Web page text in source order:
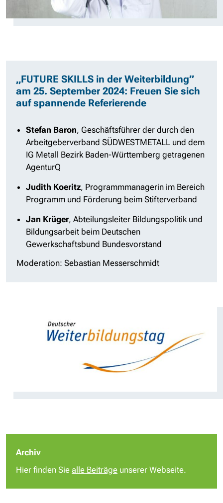
„FUTURE SKILLS in der Weiterbildung”
am 25. September 2024: Freuen Sie sich
auf spannende Referierende
Stefan Baron, Geschäftsführer der durch den
Arbeitgeberverband SÜDWESTMETALL und dem
IG Metall Bezirk Baden-Württemberg getragenen
AgenturQ
Judith Koeritz, Programmmanagerin im Bereich
Programm und Förderung beim Stifterverband
Jan Krüger, Abteilungsleiter Bildungspolitik und
Bildungsarbeit beim Deutschen
Gewerkschaftsbund Bundesvorstand
Moderation: Sebastian Messerschmidt
Archiv
Hier finden Sie alle Beiträge unserer Webseite.